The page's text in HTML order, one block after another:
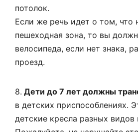
потолок.
Если же речь идет о том, что
пешеходная зона, то вы
велосипеда, если нет знака,
проезд.
8. Дети до 7 лет должны
в детских приспособлениях.
детские кресла разных